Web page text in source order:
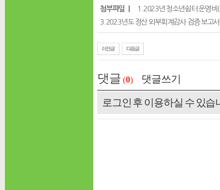
첨부파일 ｜
1. 2023년 청소년쉼터 운영
3. 2023년도 정산 외부회계감사 검증 보고
댓글(0)
댓글쓰기
로그인 후 이용하실 수 있